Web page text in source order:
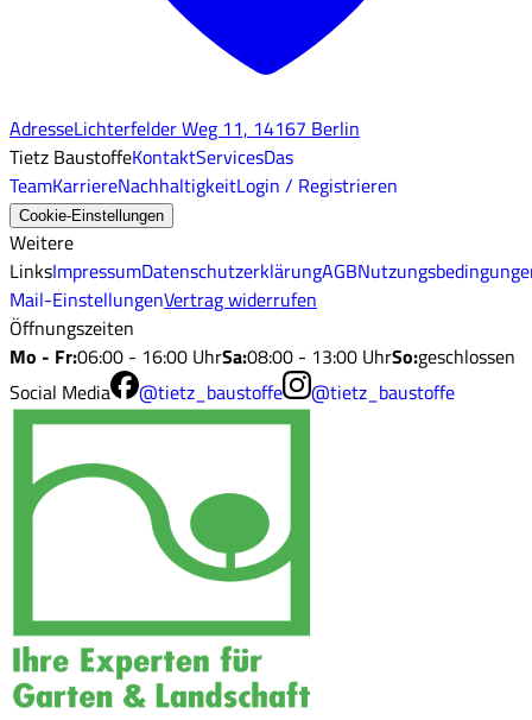
AdresseLichterfelder Weg 11, 14167 Berlin
Tietz BaustoffeKontaktServicesDas
TeamKarriereNachhaltigkeitLogin / Registrieren
Cookie-Einstellungen
Weitere
LinksImpressumDatenschutzerklärungAGB
Mail-EinstellungenVertrag widerrufen
Öffnungszeiten
Mo - Fr:06:00 - 16:00 UhrSa:08:00 - 13:00 UhrSo:geschlossen
Social Media
@tietz_baustoffe @tietz_baustoffe